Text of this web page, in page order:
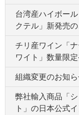
台湾産ハイボー
クテル」新発売
チリ産ワイン「
ワイト」数量限
組織変更のお知
弊社輸入商品「
ト」の日本公式